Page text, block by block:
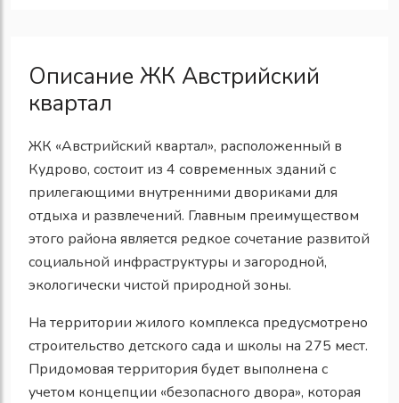
Описание ЖК Австрийский
квартал
ЖК «Австрийский квартал», расположенный в
Кудрово, состоит из 4 современных зданий с
прилегающими внутренними двориками для
отдыха и развлечений. Главным преимуществом
этого района является редкое сочетание развитой
социальной инфраструктуры и загородной,
экологически чистой природной зоны.
На территории жилого комплекса предусмотрено
строительство детского сада и школы на 275 мест.
Придомовая территория будет выполнена с
учетом концепции «безопасного двора», которая